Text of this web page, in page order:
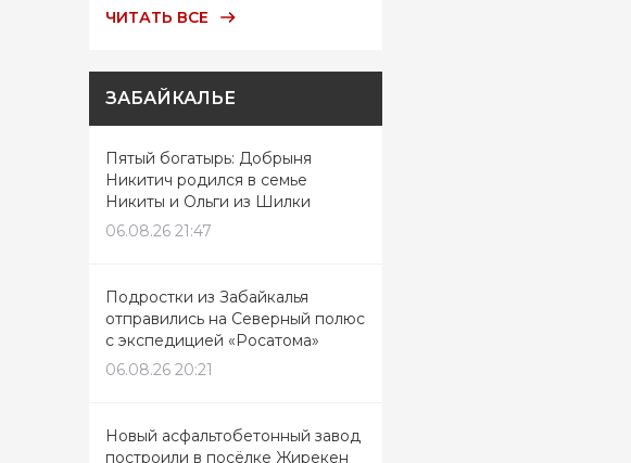
ЧИТАТЬ ВСЕ
ЗАБАЙКАЛЬЕ
Пятый богатырь: Добрыня
Никитич родился в семье
Никиты и Ольги из Шилки
06.08.26 21:47
Подростки из Забайкалья
отправились на Северный полюс
с экспедицией «Росатома»
06.08.26 20:21
Новый асфальтобетонный завод
построили в посёлке Жирекен